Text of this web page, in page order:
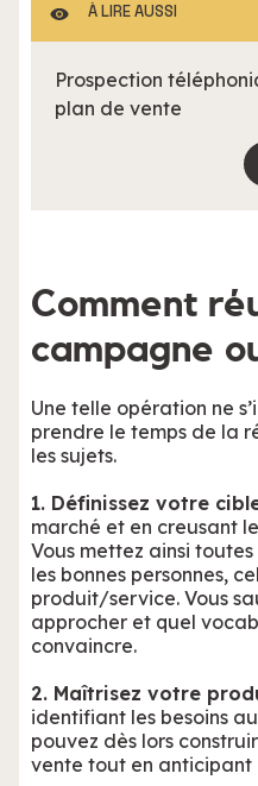
À LIRE AUSSI
Prospection
plan de vente
Comment
campagne
Une telle opération ne
prendre le temps de la
les sujets.
1. Définissez votre
marché et en creusant
Vous mettez ainsi
les bonnes personnes,
produit/service. Vous
approcher et quel
convaincre.
2. Maîtrisez votre
identifiant les besoins
pouvez dès lors
vente tout en anticipant